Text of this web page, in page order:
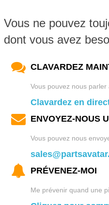
Vous ne pouvez
dont vous avez
CLAVARDEZ
Vous pouvez nous parler
Clavardez en
ENVOYEZ-NOUS
Vous pouvez nous
PRÉVENEZ-MOI
Me prévenir quand une